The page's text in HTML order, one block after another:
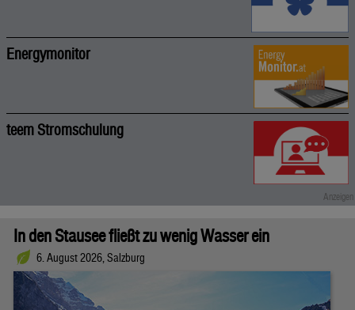
Energymonitor
teem Stromschulung
In den Stausee fließt zu wenig Wasser ein
6. August 2026, Salzburg